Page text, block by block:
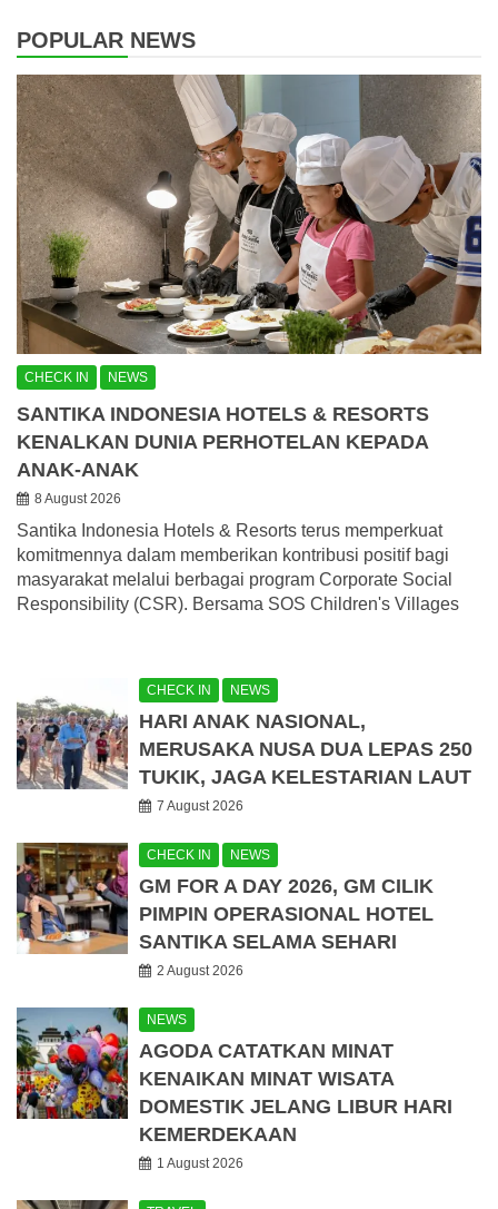
POPULAR NEWS
CHECK IN NEWS
SANTIKA INDONESIA HOTELS & RESORTS
KENALKAN DUNIA PERHOTELAN KEPADA
ANAK-ANAK
8 August 2026
Santika Indonesia Hotels & Resorts terus memperkuat
komitmennya dalam memberikan kontribusi positif bagi
masyarakat melalui berbagai program Corporate Social
Responsibility (CSR). Bersama SOS Children's Villages
CHECK IN NEWS
HARI ANAK NASIONAL,
MERUSAKA NUSA DUA LEPAS 250
TUKIK, JAGA KELESTARIAN LAUT
7 August 2026
CHECK IN NEWS
GM FOR A DAY 2026, GM CILIK
PIMPIN OPERASIONAL HOTEL
SANTIKA SELAMA SEHARI
2 August 2026
NEWS
AGODA CATATKAN MINAT
KENAIKAN MINAT WISATA
DOMESTIK JELANG LIBUR HARI
KEMERDEKAAN
1 August 2026